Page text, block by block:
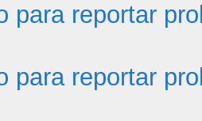
para reportar
para reportar